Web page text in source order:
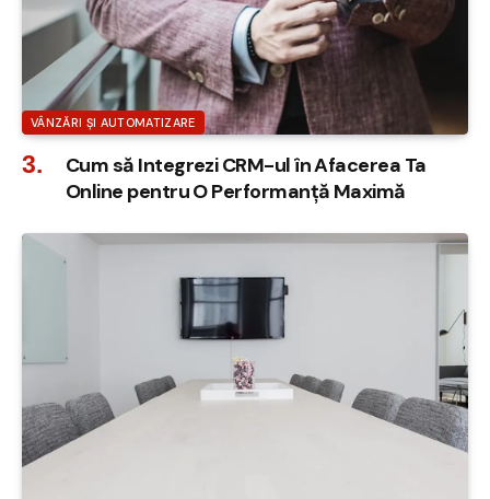
VÂNZĂRI ȘI AUTOMATIZARE
Cum să Integrezi CRM-ul în Afacerea Ta
Online pentru O Performanță Maximă